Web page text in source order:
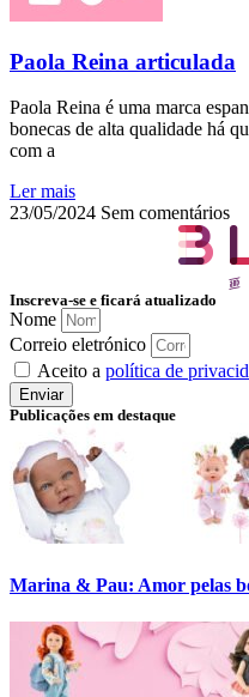
Paola Reina articulada
Paola Reina é uma marca
bonecas de alta qualidade há
com a
Ler mais
23/05/2024 Sem comentários
Inscreva-se e ficará atualizado
Nome
Correio eletrónico
Aceito a política de
Enviar
Publicações em destaque
Marina & Pau: Amor pelas